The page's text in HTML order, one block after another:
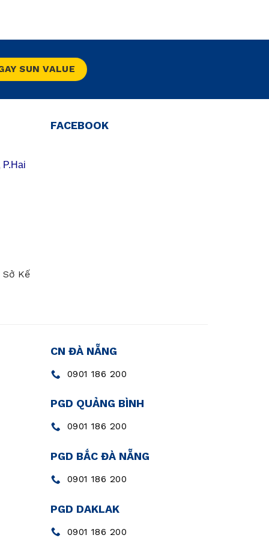
SUN VALUE
P.Hai
Sở Kế
FACEBOOK
CN ĐÀ NẴNG
0901 186 200
PGD QUẢNG BÌNH
0901 186 200
PGD BẮC ĐÀ NẴNG
0901 186 200
PGD DAKLAK
0901 186 200